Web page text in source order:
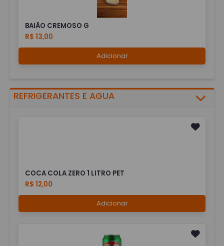
BAIÃO CREMOSO G
R$ 13,00
Adicionar
REFRIGERANTES E AGUA
COCA COLA ZERO 1 LITRO PET
R$ 12,00
Adicionar